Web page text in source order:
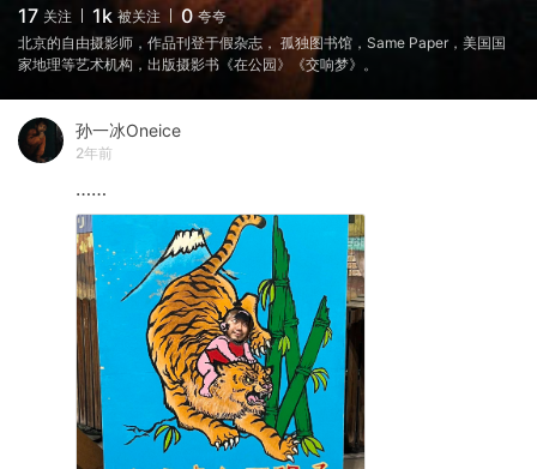
17 关注 1k 被关注 0 夸夸
北京的自由摄影师，作品刊登于假杂志， 孤独图书馆，Same Paper，美国国
家地理等艺术机构，出版摄影书《在公园》《交响梦》。
孙一冰Oneice
2年前
……